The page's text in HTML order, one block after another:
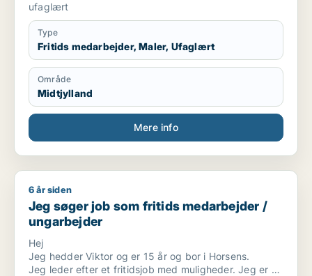
ufaglært
Type
Fritids medarbejder, Maler, Ufaglært
Område
Midtjylland
Mere info
Jeg søger job som fritids medarbejder / ungarbejder
6 år siden
Jeg søger job som fritids medarbejder /
ungarbejder
Hej
Jeg hedder Viktor og er 15 år og bor i Horsens.
Jeg leder efter et fritidsjob med muligheder. Jeg er en